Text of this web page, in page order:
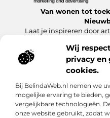
Wij
privacy en
cookies.
Bij BelindaWeb.nl nemen we
mogelijke ervaring te bieden,
vergelijkbare technologieën.
onze website gebruikt, zodat
Van wonen tot
Laat je inspireren door
Onze informatie
Bericht categorie